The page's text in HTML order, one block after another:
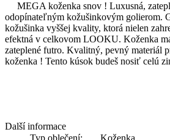
MEGA koženka snov ! Luxusná,
odopínateľným kožušinkovým golierom.
kožušinka vyššej kvality, ktorá nielen
efektná v celkovom LOOKU. Koženka
zateplené futro. Kvalitný, pevný materiál
koženka ! Tento kúsok budeš nosiť celú
Další informace
Typ oblečení:
Koženka